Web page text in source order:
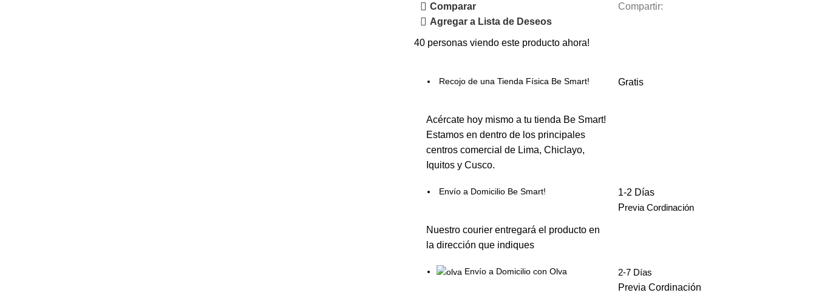
Comparar
Agregar a Lista de Deseos
Compartir:
40 personas viendo este producto ahora!
Recojo de una Tienda Física Be Smart!
Acércate hoy mismo a tu tienda Be Smart!
Estamos en dentro de los principales
centros comercial de Lima, Chiclayo,
Iquitos y Cusco.
Gratis
Envío a Domicilio Be Smart!
Nuestro courier entregará el producto en
la dirección que indiques
1-2 Días
Previa Cordinación
Envío a Domicilio con Olva
2-7 Días
Previa Cordinación